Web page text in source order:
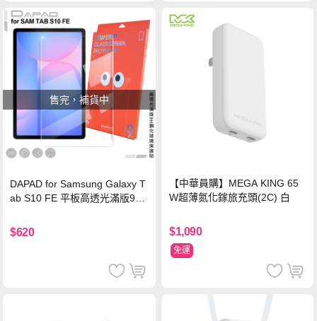
售完，補貨中
DAPAD for Samsung Galaxy T
ab S10 FE 平板高透光滿版9H
$620
【中華員購】MEGA KING 65
W超薄氮化鎵旅充頭(2C) 白
$1,090
免運